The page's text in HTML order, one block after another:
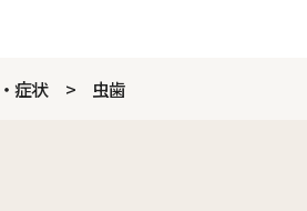
症状 虫歯